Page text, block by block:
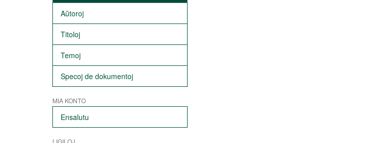
Aŭtoroj
Titoloj
Temoj
Specoj de dokumentoj
MIA KONTO
Ensalutu
LIGILOJ